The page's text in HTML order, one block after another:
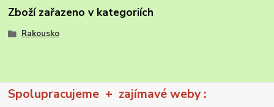
Zboží zařazeno v kategoriích
Rakousko
Spolupracujeme + zajímavé weby :